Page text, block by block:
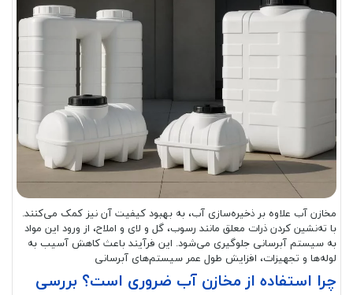
مخازن آب علاوه بر ذخیره‌سازی آب، به بهبود کیفیت آن نیز کمک می‌کنند.
با ته‌نشین کردن ذرات معلق مانند رسوب، گل و لای و املاح، از ورود این مواد
به سیستم آبرسانی جلوگیری می‌شود. این فرآیند باعث کاهش آسیب به
لوله‌ها و تجهیزات، افزایش طول عمر سیستم‌های آبرسانی
چرا استفاده از مخازن آب ضروری است؟ بررسی